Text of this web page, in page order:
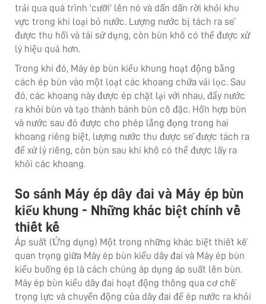
trải qua quá trình 'cưỡi' lên nó và dần dần rời khỏi khu
vực trong khi loại bỏ nước. Lượng nước bị tách ra sẽ
được thu hồi và tái sử dụng, còn bùn khô có thể được xử
lý hiệu quả hơn.
Trong khi đó, Máy ép bùn kiểu khung hoạt động bằng
cách ép bùn vào một loạt các khoang chứa vải lọc. Sau
đó, các khoang này được ép chặt lại với nhau, đẩy nước
ra khỏi bùn và tạo thành bánh bùn cô đặc. Hỗn hợp bùn
và nước sau đó được cho phép lắng đọng trong hai
khoang riêng biệt, lượng nước thu được sẽ được tách ra
để xử lý riêng, còn bùn sau khi khô có thể được lấy ra
khỏi các khoang.
So sánh Máy ép dây đai và Máy ép bùn
kiểu khung - Những khác biệt chính về
thiết kế
Áp suất (Ứng dụng) Một trong những khác biệt thiết kế
quan trọng giữa Máy ép bùn kiểu dây đai và Máy ép bùn
kiểu buồng ép là cách chúng áp dụng áp suất lên bùn.
Máy ép bùn kiểu dây đai hoạt động thông qua cơ chế
trọng lực và chuyển động của dây đai để ép nước ra khỏi